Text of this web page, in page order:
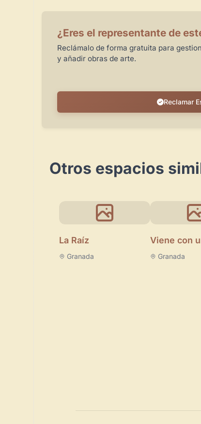
¿Eres el representante de
Reclámalo de forma gratuita para
y añadir obras de arte.
Reclamar
Otros espacios
La Raíz
Granada
Viene con
Granada